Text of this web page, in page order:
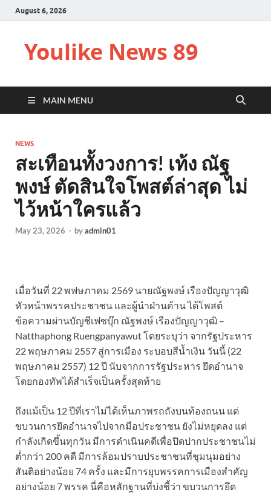
August 6, 2026
Youlike News 89
MAIN MENU
NEWS
สะเทือนทั้งวงการ! เท้ง ณัฐ
พงษ์ ตัดสินใจโพสต์ล่าสุด ไม่
ไว้หน้าใครแล้ว
May 23, 2026 - byadmin01
เมื่อวันที่ 22 พฟษภาคม 2569 นายณัฐพงษ์ เรืองปัญญาวุฒิ
หัวหน้าพรรคประชาชน และผู้นำฝ่านค้าน ได้โพสต์
ข้อความผ่านบัญชีเฟซบุ๊ก ณัฐพงษ์ เรืองปัญญาวุฒิ –
Natthaphong Ruengpanyawut โดยระบุว่า จากรัฐประหาร
22 พฤษภาคม 2557 สู่การเมือง ระบอบสีน้ำเงิน วันนี้ (22
พฤษภาคม 2557) 12 ปี นับจากการรัฐประหาร ยึดอำนาจ
โดยกองทัพได้สำเร็จเป็นครั้งสุดท้าย
ถึงแม้เป็น 12 ปีที่เราไม่ได้เห็นภาพรถถังบนท้องถนน แต่
ขบวนการยึดอำนาจไปจากมือประชาชน ยังไม่หยุดลง แต่
กำลังเกิดขึ้นทุกวัน มีการดำเนินคดีเพื่อปิดปากประชาชนไม่
ต่ำกว่า 200 คดี มีการล้อมปราบประชาชนที่ชุมนุมอย่าง
สันติอย่างน้อย 74 ครั้ง และมีการยุบพรรคการเมืองสำคัญ
อย่างน้อย 7 พรรค นี่คือหลักฐานที่บ่งชี้ว่า ขบวนการยึด